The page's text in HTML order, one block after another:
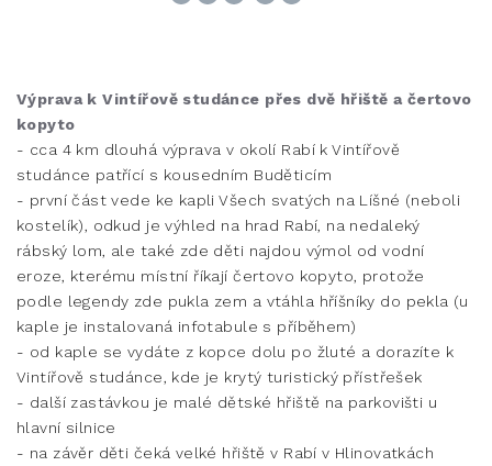
Výprava k Vintířově studánce přes dvě hřiště a čertovo
kopyto
- cca 4 km dlouhá výprava v okolí Rabí k Vintířově
studánce patřící s kousedním Buděticím
- první část vede ke kapli Všech svatých na Líšné (neboli
kostelík), odkud je výhled na hrad Rabí, na nedaleký
rábský lom, ale také zde děti najdou výmol od vodní
eroze, kterému místní říkají čertovo kopyto, protože
podle legendy zde pukla zem a vtáhla hříšníky do pekla (u
kaple je instalovaná infotabule s příběhem)
- od kaple se vydáte z kopce dolu po žluté a dorazíte k
Vintířově studánce, kde je krytý turistický přístřešek
- další zastávkou je malé dětské hřiště na parkovišti u
hlavní silnice
- na závěr děti čeká velké hřiště v Rabí v Hlinovatkách